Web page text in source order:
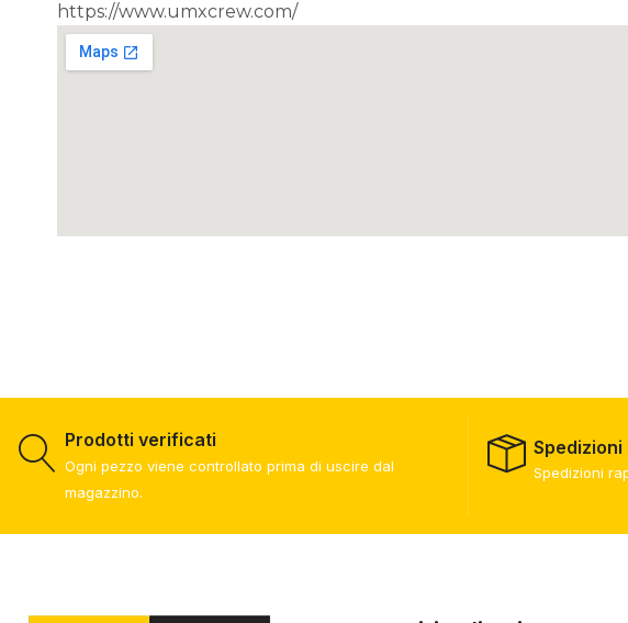
https://www.umxcrew.com/
Prodotti verificati
Ogni pezzo viene controllato prima di uscire dal
magazzino.
Spedizioni